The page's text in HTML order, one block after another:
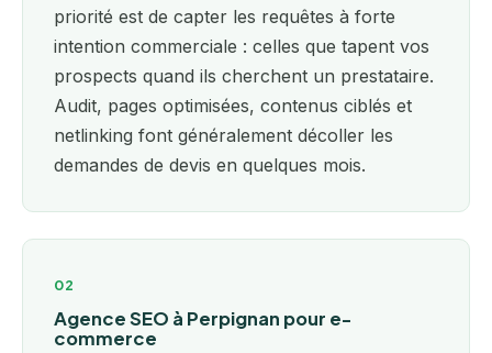
priorité est de capter les requêtes à forte
intention commerciale : celles que tapent vos
prospects quand ils cherchent un prestataire.
Audit, pages optimisées, contenus ciblés et
netlinking font généralement décoller les
demandes de devis en quelques mois.
02
Agence SEO à Perpignan pour e-
commerce